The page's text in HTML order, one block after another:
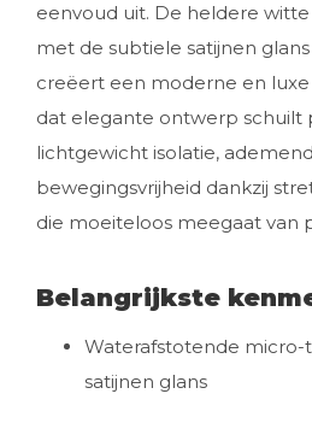
eenvoud uit. De heldere
met de subtiele satijnen
creëert een moderne en
dat elegante ontwerp schuilt
lichtgewicht isolatie,
bewegingsvrijheid dankzij
die moeiteloos meegaat van
Belangrijkste
Waterafstotende
satijnen glans